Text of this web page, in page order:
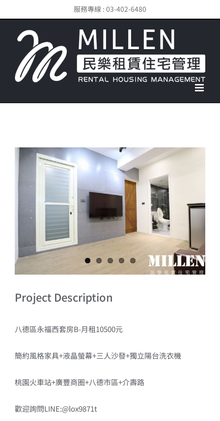
content
服務專線 : 03-402-6480
View
Project Description
八德區永福西套房B-月租10500元
簡約風格家具+液晶螢幕+三人沙發+獨立陽台洗衣機
桃園火車站+廣豐商圈+八德市區+介壽路
歡迎詢問LINE:@lox9871t